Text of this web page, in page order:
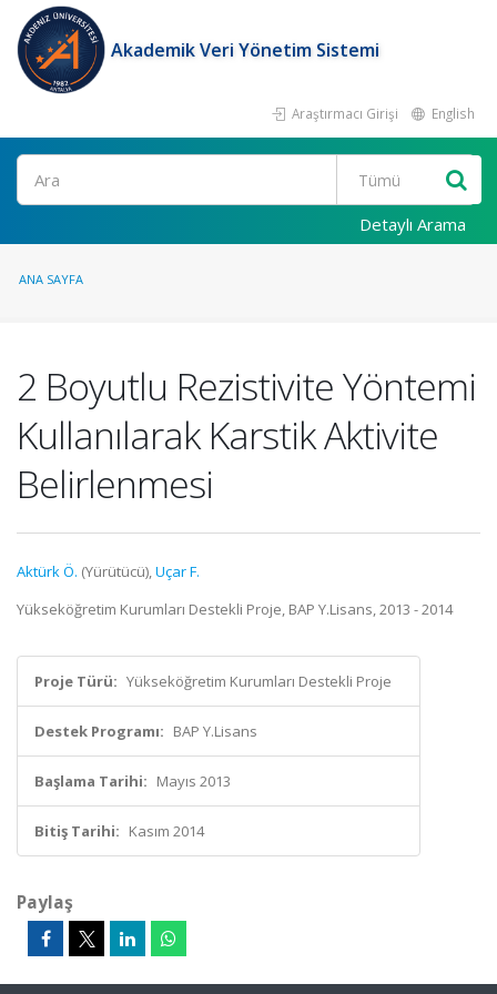
Akademik Veri Yönetim Sistemi
Araştırmacı Girişi English
Ara
Detaylı Arama
ANA SAYFA
2 Boyutlu Rezistivite Yöntemi
Kullanılarak Karstik Aktivite
Belirlenmesi
Aktürk Ö. (Yürütücü),Uçar F.
Yükseköğretim Kurumları Destekli Proje, BAP Y.Lisans, 2013 - 2014
Proje Türü: Yükseköğretim Kurumları Destekli Proje
Destek Programı: BAP Y.Lisans
Başlama Tarihi: Mayıs 2013
Bitiş Tarihi: Kasım 2014
Paylaş